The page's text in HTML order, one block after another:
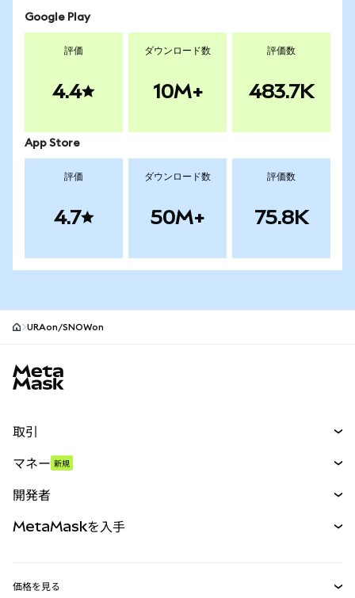
Google Play
評価
4.4
ダウンロード数
10M+
評価数
483.7K
App Store
評価
4.7
ダウンロード数
50M+
評価数
75.8K
URAon/SNOWon
取引
パーペチュアル
RWA
マネー 新規
開発者
MetaMaskを入手
価格を見る